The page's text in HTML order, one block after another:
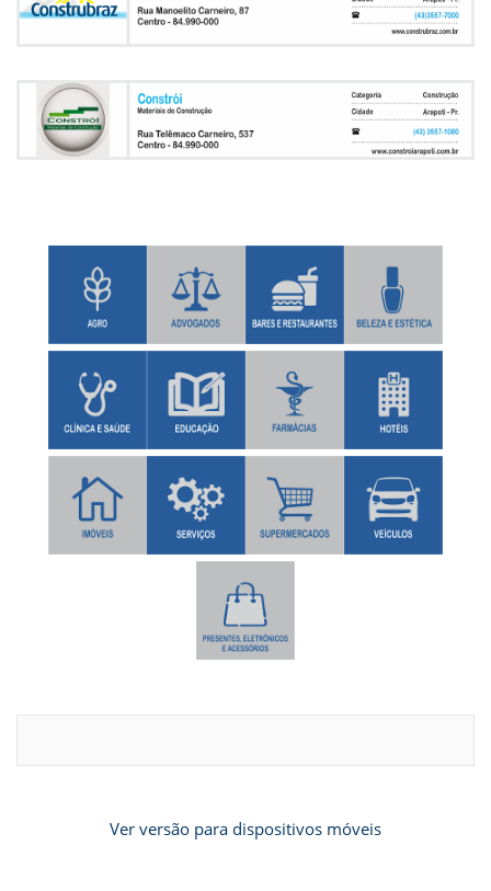
Ver versão para dispositivos móveis